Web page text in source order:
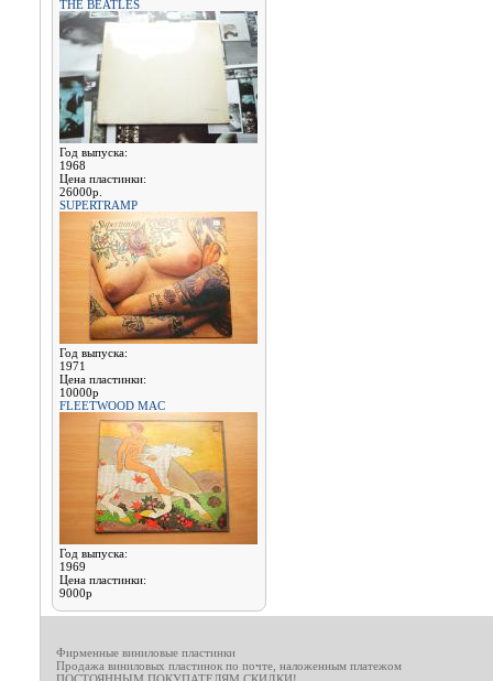
THE BEATLES
Год выпуска:
1968
Цена пластинки:
26000р.
SUPERTRAMP
Год выпуска:
1971
Цена пластинки:
10000р
FLEETWOOD MAC
Год выпуска:
1969
Цена пластинки:
9000р
Фирменные виниловые пластинки
Продажа виниловых пластинок по почте, наложенным платежом